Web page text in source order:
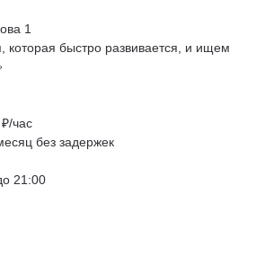
1
быстро развивается, и ищем
час
без задержек
21:00